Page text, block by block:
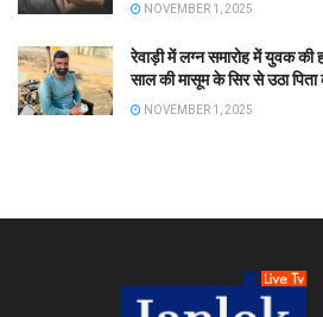
NOVEMBER 1, 2025
रेवाड़ी में लग्न समारोह में युवक की
साल की मासूम के सिर से उठा पिता
NOVEMBER 1, 2025